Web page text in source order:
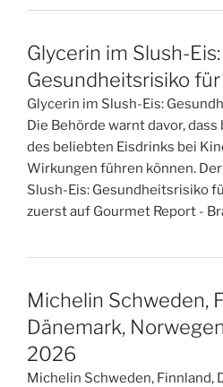
Glycerin im Slush-Eis:
Gesundheitsrisiko
Glycerin im Slush-Eis:
Die Behörde warnt davor,
des beliebten Eisdrinks bei
Wirkungen führen können.
Slush-Eis: Gesundheitsrisiko
zuerst auf Gourmet Report -
Michelin Schweden,
Dänemark,
2026
Michelin Schweden, Finnland,